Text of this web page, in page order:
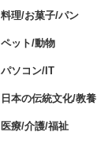
料理/お菓子/パン
ペット/動物
パソコン/IT
日本の伝統文化/教養
医療/介護/福祉